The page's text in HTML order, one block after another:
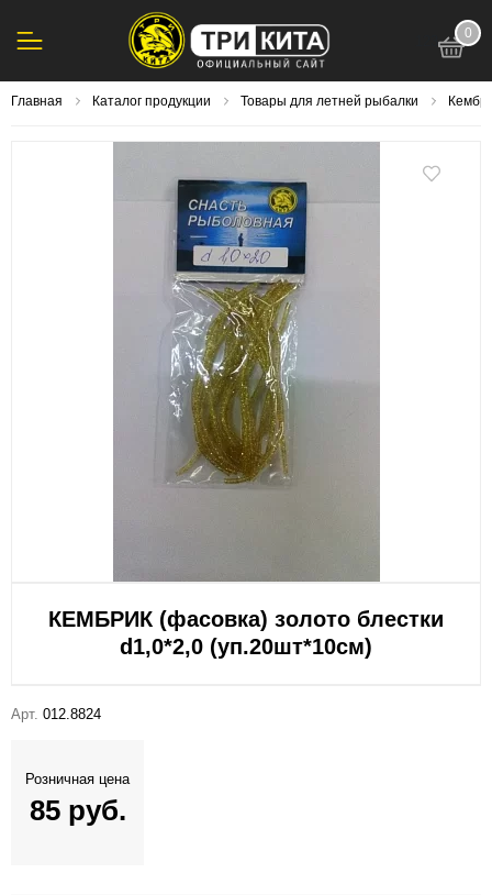
0
Главная Каталог продукции Товары для летней рыбалки
КЕМБРИК (фасовка) золото блестки
d1,0*2,0 (уп.20шт*10см)
Арт. 012.8824
Розничная цена
85 руб.